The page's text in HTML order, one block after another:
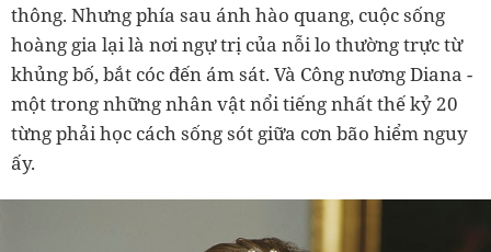
thông. Nhưng phía sau ánh hào quang, cuộc sống
hoàng gia lại là nơi ngự trị của nỗi lo thường trực từ
khủng bố, bắt cóc đến ám sát. Và Công nương Diana -
một trong những nhân vật nổi tiếng nhất thế kỷ 20
từng phải học cách sống sót giữa cơn bão hiểm nguy
ấy.